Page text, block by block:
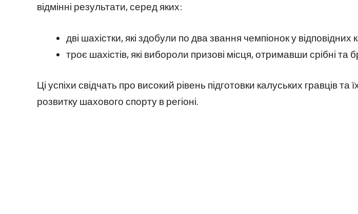
відмінні результати, серед яких:
дві шахістки, які здобули по два звання чемпіонок у відповідних
троє шахістів, які вибороли призові місця, отримавши срібні та
Ці успіхи свідчать про високий рівень підготовки калуських гравців та
розвитку шахового спорту в регіоні.